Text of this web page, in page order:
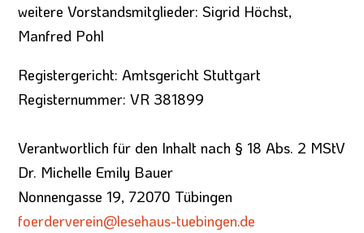
weitere Vorstandsmitglieder: Sigrid Höchst,
Manfred Pohl
Registergericht: Amtsgericht Stuttgart
Registernummer: VR 381899
Verantwortlich für den Inhalt nach § 18 Abs. 2 MStV
Dr. Michelle Emily Bauer
Nonnengasse 19, 72070 Tübingen
foerderverein@lesehaus-tuebingen.de